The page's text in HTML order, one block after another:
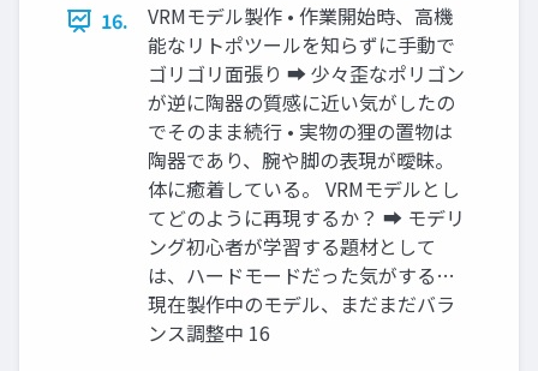
16.
VRMモデル製作 • 作業開始時、高機
能なリトポツールを知らずに手動で
ゴリゴリ面張り ➡ 少々歪なポリゴン
が逆に陶器の質感に近い気がしたの
でそのまま続行 • 実物の狸の置物は
陶器であり、腕や脚の表現が曖昧。
体に癒着している。 VRMモデルとし
てどのように再現するか？ ➡ モデリ
ング初心者が学習する題材として
は、ハードモードだった気がする…
現在製作中のモデル、まだまだバラ
ンス調整中 16